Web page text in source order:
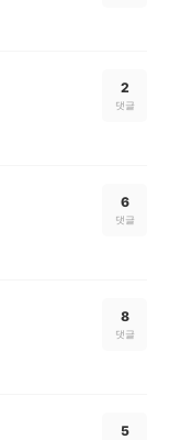
2
댓글
6
댓글
8
댓글
5